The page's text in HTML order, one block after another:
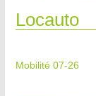
Locauto
Mobilité 07-26